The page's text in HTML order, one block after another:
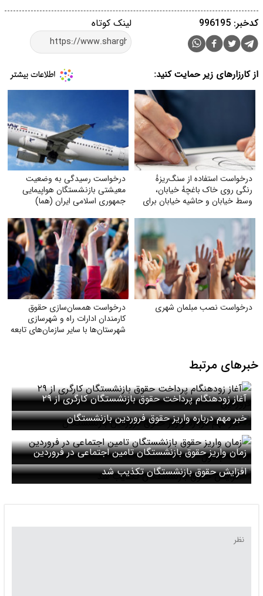
لینک کوتاه کدخبر: 996195
از کارزارهای زیر حمایت کنید:
درخواست استفاده از سنگ‌ریزهٔ
رنگی روی خاک باغچهٔ خیابان،
وسط خیابان و حاشیه خیابان برای
درخواست رسیدگی به وضعیت
معیشتی بازنشستگان هواپیمایی
جمهوری اسلامی ایران (هما)
درخواست نصب مبلمان شهری
درخواست همسان‌سازی حقوق
کارمندان ادارات راه و شهرسازی
شهرستان‌ها با سایر سازمان‌های تابعه
خبرهای مرتبط
آغاز زودهنگام پرداخت حقوق بازنشستگان کارگری از ۲۹
فروردین
خبر مهم درباره واریز حقوق فروردین بازنشستگان
زمان واریز حقوق بازنشستگان تامین اجتماعی در فروردین
۱۴۰۴ + جدول
افزایش حقوق بازنشستگان تکذیب شد